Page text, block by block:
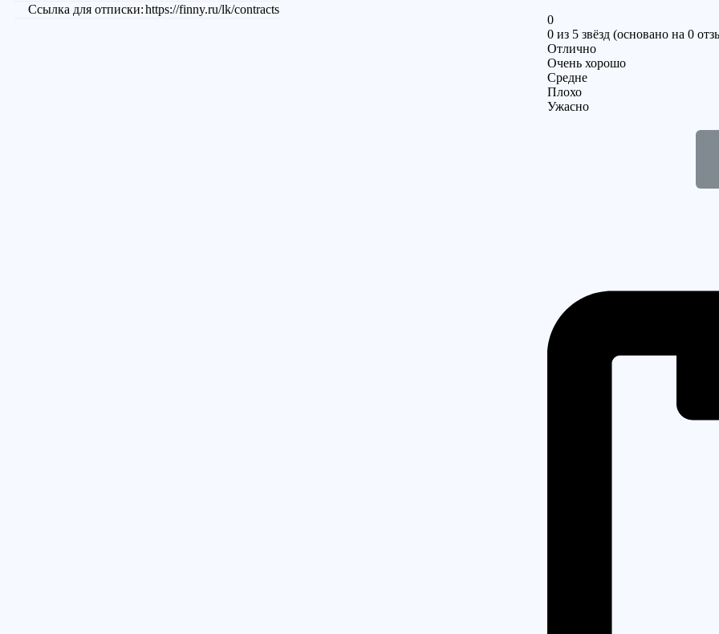
Ссылка для отписки:https://finny.ru/lk/contracts
0
0 из 5 звёзд (основано на 0
Отлично
Очень хорошо
Средне
Плохо
Ужасно